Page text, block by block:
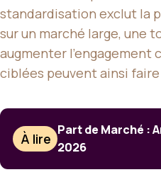
standardisation exclut la
sur un marché large, une
augmenter l’engagement
ciblées peuvent ainsi
À lire
Part de Marché :
2026